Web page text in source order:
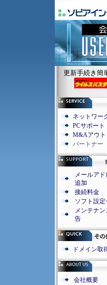
更新手続き簡
ネットワー
PCサポート
M&Aアウト
パートナー
メールアド
追加
接続料金
ソフト設定
メンテナ
告
ドメイン取
会社概要